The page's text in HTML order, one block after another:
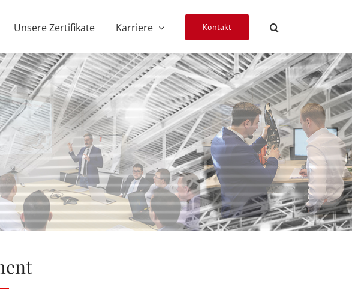
Unsere Zertifikate Karriere Kontakt